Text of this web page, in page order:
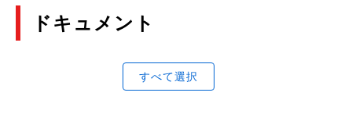
ドキュメント
すべて選択